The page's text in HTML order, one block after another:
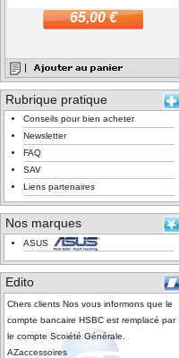
65,00 €
Rubrique pratique
Conseils pour bien acheter
Newsletter
FAQ
SAV
Liens partenaires
Nos marques
ASUS
Edito
Chers clients Nos vous informons que le
compte bancaire HSBC est remplacé par
le compte Scoiété Générale.
AZaccessoires